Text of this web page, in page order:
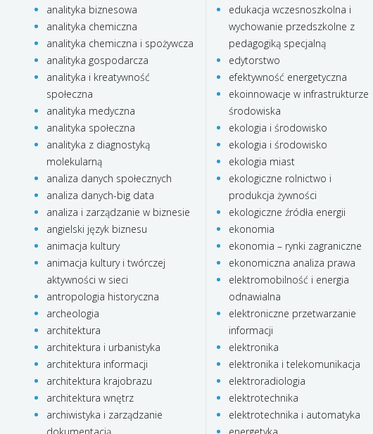
analityka biznesowa
analityka chemiczna
analityka chemiczna i spożywcza
analityka gospodarcza
analityka i kreatywność
społeczna
analityka medyczna
analityka społeczna
analityka z diagnostyką
molekularną
analiza danych społecznych
analiza danych-big data
analiza i zarządzanie w biznesie
angielski język biznesu
animacja kultury
animacja kultury i twórczej
aktywności w sieci
antropologia historyczna
archeologia
architektura
architektura i urbanistyka
architektura informacji
architektura krajobrazu
architektura wnętrz
archiwistyka i zarządzanie
edukacja wczesnoszkolna i
wychowanie przedszkolne z
pedagogiką specjalną
edytorstwo
efektywność energetyczna
ekoinnowacje w infrastrukturze
środowiska
ekologia i środowisko
ekologia i środowisko
ekologia miast
ekologiczne rolnictwo i
produkcja żywności
ekologiczne źródła energii
ekonomia
ekonomia – rynki zagraniczne
ekonomiczna analiza prawa
elektromobilność i energia
odnawialna
elektroniczne przetwarzanie
informacji
elektronika
elektronika i telekomunikacja
elektroradiologia
elektrotechnika
elektrotechnika i automatyka